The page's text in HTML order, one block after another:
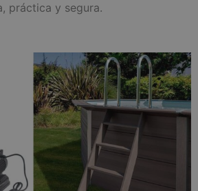
práctica y segura.